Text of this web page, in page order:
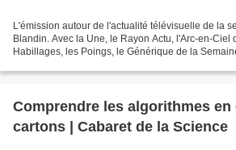
L'émission autour de l'actualité télévisuelle de la
Blandin. Avec la Une, le Rayon Actu, l'Arc-en-Ciel
Habillages, les Poings, le Générique de la
Comprendre les algorithmes en
cartons | Cabaret de la Science